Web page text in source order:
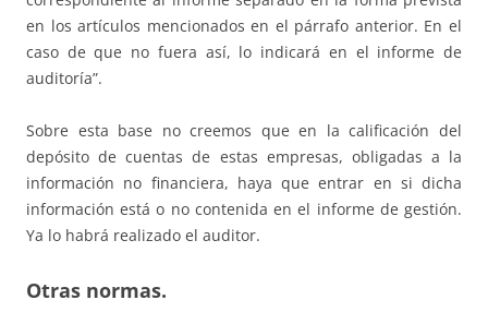
en los artículos mencionados en el párrafo anterior. En el
caso de que no fuera así, lo indicará en el informe de
auditoría”.
Sobre esta base no creemos que en la calificación del
depósito de cuentas de estas empresas, obligadas a la
información no financiera, haya que entrar en si dicha
información está o no contenida en el informe de gestión.
Ya lo habrá realizado el auditor.
Otras normas.